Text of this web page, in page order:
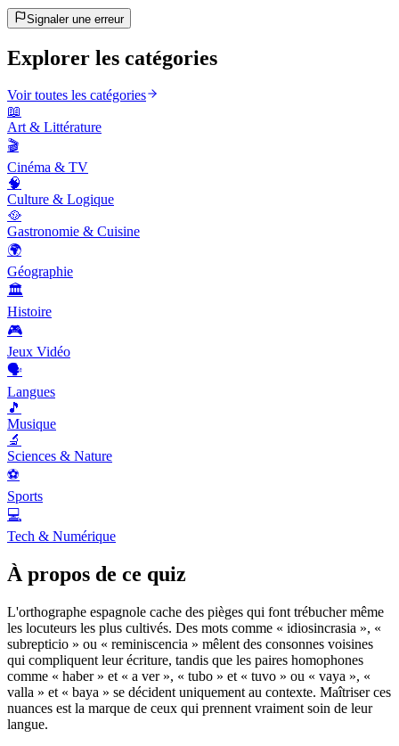
Signaler une erreur
Explorer les catégories
Voir toutes les catégories
📖
Art & Littérature
🎬
Cinéma & TV
🧠
Culture & Logique
🥘
Gastronomie & Cuisine
🌍
Géographie
🏛️
Histoire
🎮
Jeux Vidéo
🗣️
Langues
🎵
Musique
🔬
Sciences & Nature
⚽
Sports
💻
Tech & Numérique
À propos de ce quiz
L'orthographe espagnole cache des pièges qui font trébucher même
les locuteurs les plus cultivés. Des mots comme « idiosincrasia », «
subrepticio » ou « reminiscencia » mêlent des consonnes voisines
qui compliquent leur écriture, tandis que les paires homophones
comme « haber » et « a ver », « tubo » et « tuvo » ou « vaya », «
valla » et « baya » se décident uniquement au contexte. Maîtriser ces
nuances est la marque de ceux qui prennent vraiment soin de leur
langue.